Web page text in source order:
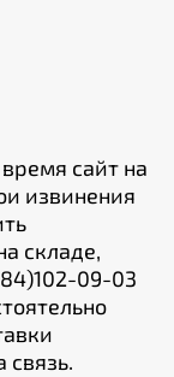
сайт на
извинения
складе,
09-03